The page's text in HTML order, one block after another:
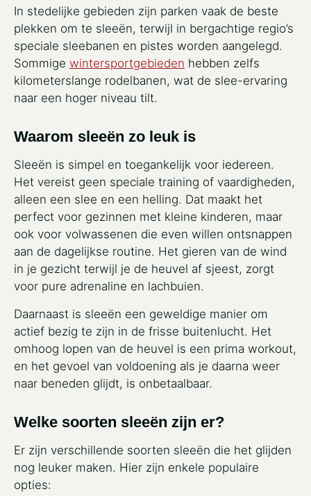
In stedelijke gebieden zijn parken vaak de beste
plekken om te sleeën, terwijl in bergachtige regio’s
speciale sleebanen en pistes worden aangelegd.
Sommige wintersportgebieden hebben zelfs
kilometerslange rodelbanen, wat de slee-ervaring
naar een hoger niveau tilt.
Waarom sleeën zo leuk is
Sleeën is simpel en toegankelijk voor iedereen.
Het vereist geen speciale training of vaardigheden,
alleen een slee en een helling. Dat maakt het
perfect voor gezinnen met kleine kinderen, maar
ook voor volwassenen die even willen ontsnappen
aan de dagelijkse routine. Het gieren van de wind
in je gezicht terwijl je de heuvel af sjeest, zorgt
voor pure adrenaline en lachbuien.
Daarnaast is sleeën een geweldige manier om
actief bezig te zijn in de frisse buitenlucht. Het
omhoog lopen van de heuvel is een prima workout,
en het gevoel van voldoening als je daarna weer
naar beneden glijdt, is onbetaalbaar.
Welke soorten sleeën zijn er?
Er zijn verschillende soorten sleeën die het glijden
nog leuker maken. Hier zijn enkele populaire
opties: